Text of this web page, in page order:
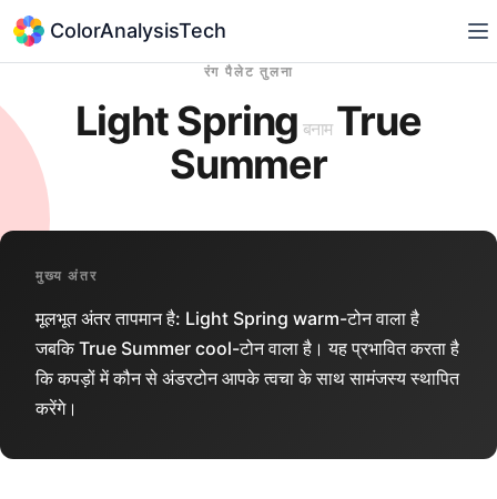
ColorAnalysisTech
रंग पैलेट तुलना
Light Spring बनाम True
Summer
मुख्य अंतर
मूलभूत अंतर तापमान है: Light Spring warm-टोन वाला है
जबकि True Summer cool-टोन वाला है। यह प्रभावित करता है
कि कपड़ों में कौन से अंडरटोन आपके त्वचा के साथ सामंजस्य स्थापित
करेंगे।